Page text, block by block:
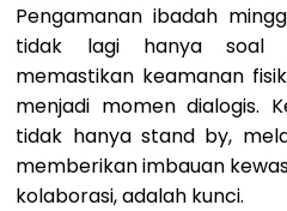
Pengamanan ibadah
tidak lagi hanya soal
memastikan keamanan
menjadi momen dialogis.
tidak hanya stand by,
memberikan imbauan
kolaborasi, adalah kunci.